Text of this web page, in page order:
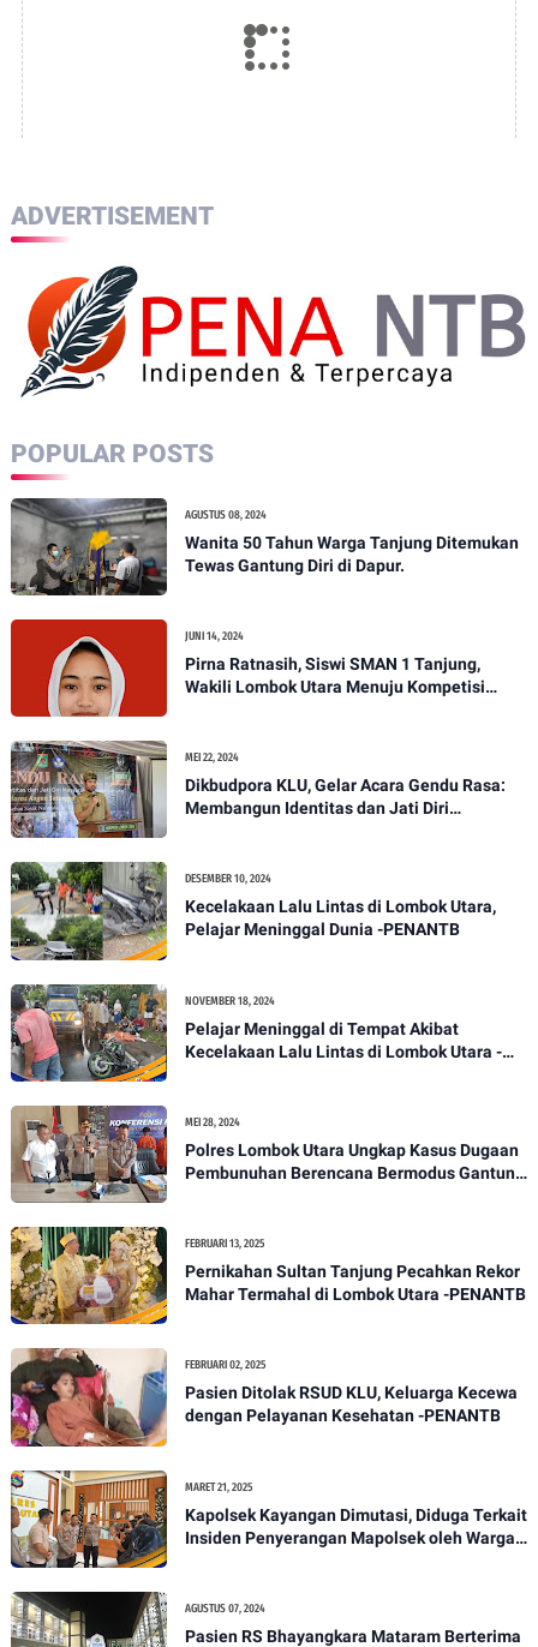
ADVERTISEMENT
POPULAR POSTS
AGUSTUS 08, 2024
Wanita 50 Tahun Warga Tanjung Ditemukan
Tewas Gantung Diri di Dapur.
JUNI 14, 2024
Pirna Ratnasih, Siswi SMAN 1 Tanjung,
Wakili Lombok Utara Menuju Kompetisi
MEI 22, 2024
Dikbudpora KLU, Gelar Acara Gendu Rasa:
Membangun Identitas dan Jati Diri
DESEMBER 10, 2024
Kecelakaan Lalu Lintas di Lombok Utara,
Pelajar Meninggal Dunia -PENANTB
NOVEMBER 18, 2024
Pelajar Meninggal di Tempat Akibat
Kecelakaan Lalu Lintas di Lombok Utara -
MEI 28, 2024
Polres Lombok Utara Ungkap Kasus Dugaan
Pembunuhan Berencana Bermodus Gantung
FEBRUARI 13, 2025
Pernikahan Sultan Tanjung Pecahkan Rekor
Mahar Termahal di Lombok Utara -PENANTB
FEBRUARI 02, 2025
Pasien Ditolak RSUD KLU, Keluarga Kecewa
dengan Pelayanan Kesehatan -PENANTB
MARET 21, 2025
Kapolsek Kayangan Dimutasi, Diduga Terkait
Insiden Penyerangan Mapolsek oleh Warga -
AGUSTUS 07, 2024
Pasien RS Bhayangkara Mataram Berterima